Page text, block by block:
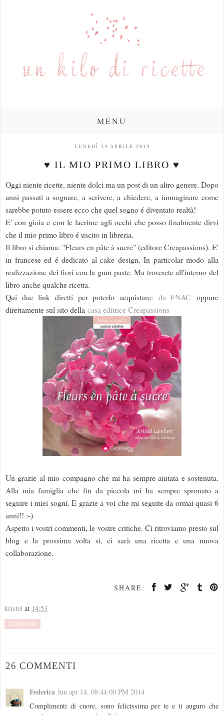
MENU
LUNEDÌ 14 APRILE 2014
♥ IL MIO PRIMO LIBRO ♥
Oggi niente ricette, niente dolci ma un post di un altro genere. Dopo
anni passati a sognare, a scrivere, a chiedere, a immaginare come
sarebbe potuto essere ecco che quel sogno é diventato realtà!
E' con gioia e con le lacrime agli occhi che posso finalmente dirvi
che il mio primo libro é uscito in libreria.
Il libro si chiama: "Fleurs en pâte à sucre" (editore Creapassions). E'
in francese ed é dedicato al cake design. In particolar modo alla
realizzazione dei fiori con la gum paste. Ma troverete all'interno del
libro anche qualche ricetta.
Qui due link diretti per poterlo acquistare: da FNAC oppure
direttamente sul sito della casa editrice Creapassions
Un grazie al mio compagno che mi ha sempre aiutata e sostenuta.
Alla mia famiglia che fin da piccola mi ha sempre spronato a
seguire i miei sogni. E grazie a voi che mi seguite da ormai quasi 6
anni!! :-)
Aspetto i vostri commenti, le vostre critiche. Ci ritroviamo presto sul
blog e la prossima volta si, ci sarà una ricetta e una nuova
collaborazione.
SHARE:
kristel at 14:53
Condividi
26 COMMENTI
Federica lun apr 14, 08:44:00 PM 2014
Complimenti di cuore, sono felicissima per te e ti auguro che